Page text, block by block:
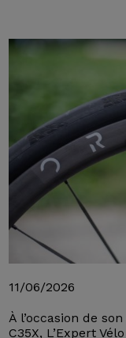
11/06/2026
À l’occasion de
C35X, L’Expert